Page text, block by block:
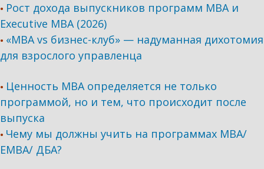
• Рост дохода выпускников программ МВА и
Executive MBA (2026)
• «MBA vs бизнес-клуб» — надуманная дихотомия
для взрослого управленца
• Ценность MBA определяется не только
программой, но и тем, что происходит после
выпуска
• Чему мы должны учить на программах МВА/
ЕМВА/ ДБА?